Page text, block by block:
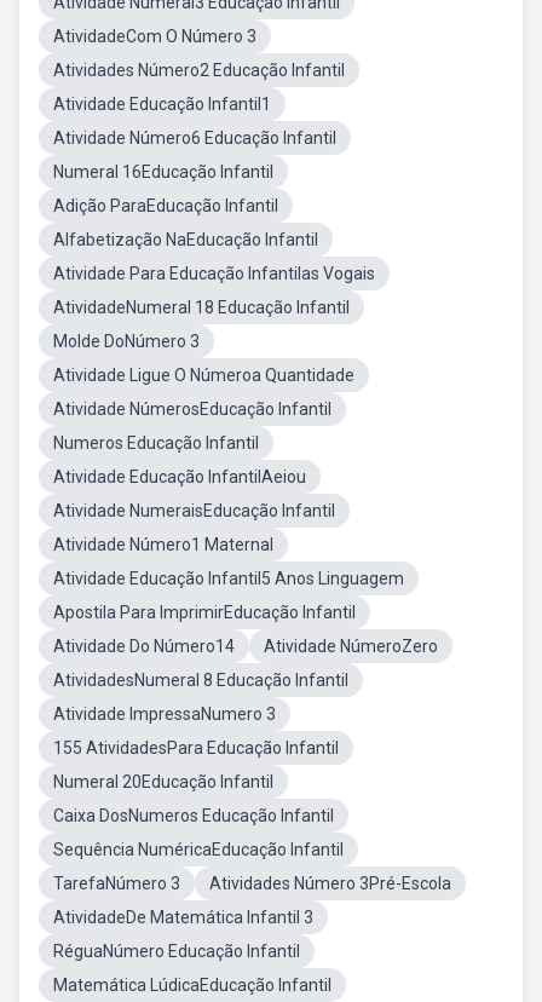
AtividadeCom O Número 3
Atividades Número2 Educação Infantil
Atividade Educação Infantil1
Atividade Número6 Educação Infantil
Numeral 16Educação Infantil
Adição ParaEducação Infantil
Alfabetização NaEducação Infantil
Atividade Para Educação Infantilas Vogais
AtividadeNumeral 18 Educação Infantil
Molde DoNúmero 3
Atividade Ligue O Númeroa Quantidade
Atividade NúmerosEducação Infantil
Numeros Educação Infantil
Atividade Educação InfantilAeiou
Atividade NumeraisEducação Infantil
Atividade Número1 Maternal
Atividade Educação Infantil5 Anos Linguagem
Apostila Para ImprimirEducação Infantil
Atividade Do Número14
Atividade NúmeroZero
AtividadesNumeral 8 Educação Infantil
Atividade ImpressaNumero 3
155 AtividadesPara Educação Infantil
Numeral 20Educação Infantil
Caixa DosNumeros Educação Infantil
Sequência NuméricaEducação Infantil
TarefaNúmero 3
Atividades Número 3Pré-Escola
AtividadeDe Matemática Infantil 3
RéguaNúmero Educação Infantil
Matemática LúdicaEducação Infantil